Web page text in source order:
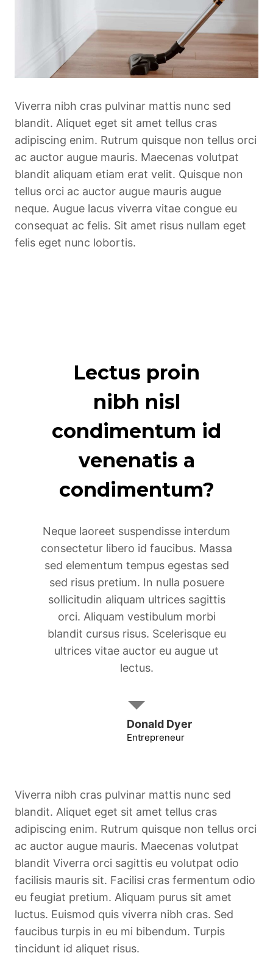
Viverra nibh cras pulvinar mattis nunc sed
blandit. Aliquet eget sit amet tellus cras
adipiscing enim. Rutrum quisque non tellus orci
ac auctor augue mauris. Maecenas volutpat
blandit aliquam etiam erat velit. Quisque non
tellus orci ac auctor augue mauris augue
neque. Augue lacus viverra vitae congue eu
consequat ac felis. Sit amet risus nullam eget
felis eget nunc lobortis.
Lectus proin
nibh nisl
condimentum id
venenatis a
condimentum?
Neque laoreet suspendisse interdum
consectetur libero id faucibus. Massa
sed elementum tempus egestas sed
sed risus pretium. In nulla posuere
sollicitudin aliquam ultrices sagittis
orci. Aliquam vestibulum morbi
blandit cursus risus. Scelerisque eu
ultrices vitae auctor eu augue ut
lectus.
Donald Dyer
Entrepreneur
Viverra nibh cras pulvinar mattis nunc sed
blandit. Aliquet eget sit amet tellus cras
adipiscing enim. Rutrum quisque non tellus orci
ac auctor augue mauris. Maecenas volutpat
blandit Viverra orci sagittis eu volutpat odio
facilisis mauris sit. Facilisi cras fermentum odio
eu feugiat pretium. Aliquam purus sit amet
luctus. Euismod quis viverra nibh cras. Sed
faucibus turpis in eu mi bibendum. Turpis
tincidunt id aliquet risus.